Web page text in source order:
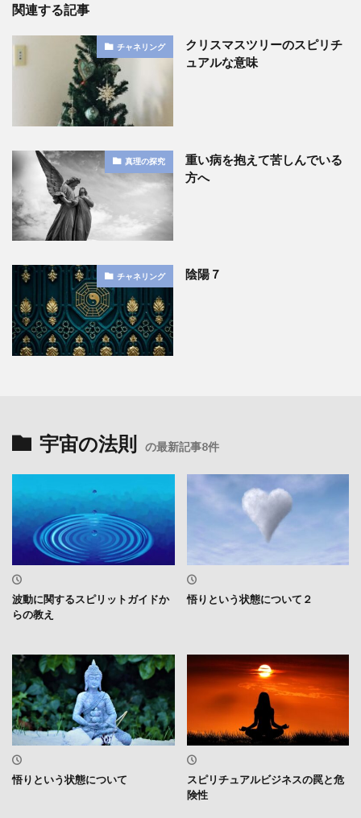
関連する記事
チャネリング
クリスマスツリーのスピリチ
ュアルな意味
真理の探究
重い病を抱えて苦しんでいる
方へ
チャネリング 陰陽７
宇宙の法則 の最新記事8件
波動に関するスピリットガイドか
らの教え
悟りという状態について２
悟りという状態について
スピリチュアルビジネスの罠と危
険性